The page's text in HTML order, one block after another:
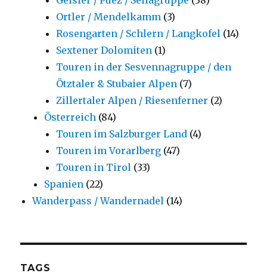
Ortler / Mendelkamm (3)
Rosengarten / Schlern / Langkofel (14)
Sextener Dolomiten (1)
Touren in der Sesvennagruppe / den
Ötztaler & Stubaier Alpen (7)
Zillertaler Alpen / Riesenferner (2)
Österreich (84)
Touren im Salzburger Land (4)
Touren im Vorarlberg (47)
Touren in Tirol (33)
Spanien (22)
Wanderpass / Wandernadel (14)
TAGS